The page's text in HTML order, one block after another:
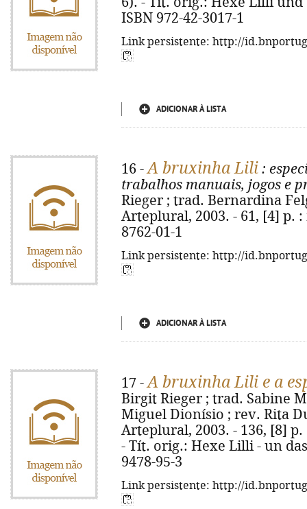
ISBN 972-42-3017-1
Link persistente: http://
ADICIONAR À LISTA
16 -A bruxinha Lili :
trabalhos manuais, jogos e
Rieger ; trad. Bernardina
Arteplural, 2003. - 61, [4] p.
8762-01-1
Link persistente: http://
ADICIONAR À LISTA
17 -A bruxinha Lili e a
Birgit Rieger ; trad. Sabine
Miguel Dionísio ; rev. Rita
Arteplural, 2003. - 136, [8]
- Tít. orig.: Hexe Lilli - un
9478-95-3
Link persistente: http://